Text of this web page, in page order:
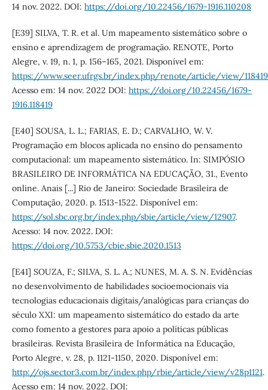
14 nov. 2022. DOI: https://doi.org/10.22456/1679-1916.110208
[E39] SILVA, T. R. et al. Um mapeamento sistemático sobre o
ensino e aprendizagem de programação. RENOTE, Porto
Alegre, v. 19, n. 1, p. 156–165, 2021. Disponível em:
https://www.seer.ufrgs.br/index.php/renote/article/view/118419
Acesso em: 14 nov. 2022 DOI: https://doi.org/10.22456/1679-
1916.118419
[E40] SOUSA, L. L.; FARIAS, E. D.; CARVALHO, W. V.
Programação em blocos aplicada no ensino do pensamento
computacional: um mapeamento sistemático. In: SIMPÓSIO
BRASILEIRO DE INFORMÁTICA NA EDUCAÇÃO, 31., Evento
online. Anais [...] Rio de Janeiro: Sociedade Brasileira de
Computação, 2020. p. 1513-1522. Disponível em:
https://sol.sbc.org.br/index.php/sbie/article/view/12907.
Acesso: 14 nov. 2022. DOI:
https://doi.org/10.5753/cbie.sbie.2020.1513
[E41] SOUZA, F.; SILVA, S. L. A.; NUNES, M. A. S. N. Evidências
no desenvolvimento de habilidades socioemocionais via
tecnologias educacionais digitais/analógicas para crianças do
século XXI: um mapeamento sistemático do estado da arte
como fomento a gestores para apoio a políticas públicas
brasileiras. Revista Brasileira de Informática na Educação,
Porto Alegre, v. 28, p. 1121-1150, 2020. Disponível em:
http://ojs.sector3.com.br/index.php/rbie/article/view/v28p1121.
Acesso em: 14 nov. 2022. DOI: